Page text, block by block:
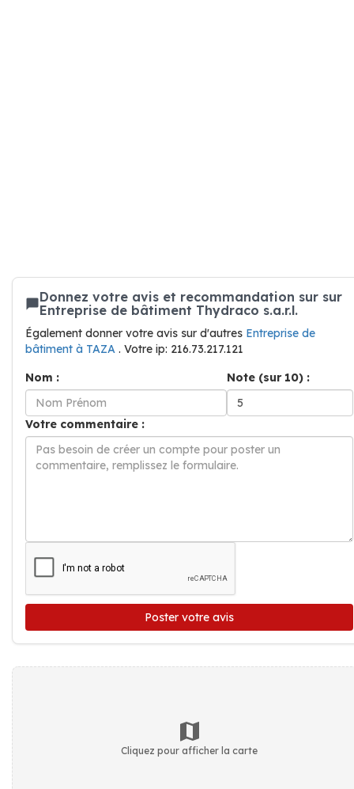
Donnez votre avis et recommandation sur sur
Entreprise de bâtiment Thydraco s.a.r.l.
Également donner votre avis sur d'autres Entreprise de
bâtiment à TAZA . Votre ip: 216.73.217.121
Nom :
Note (sur 10) :
Votre commentaire :
Poster votre avis
Cliquez pour afficher la carte